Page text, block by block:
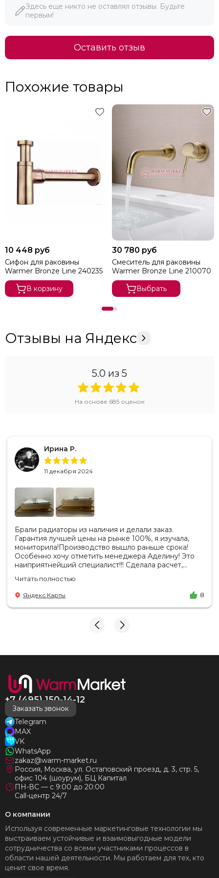
Здесь еще никто не оставлял отзывы. Будьте
первым!
Оставить отзыв
Похожие товары
10 448 руб
Сифон для раковины
Warmer Bronze Line 240235
В корзину
30 780 руб
Смеситель для раковины
Warmer Bronze Line 210070
Выбрать
Отзывы на Яндекс
5.0 из 5
На основе 685оценок
Ирина Р.
11 декабря 2024
Брали радиаторы из наличия и делали заказ.
Гарантия лучшей цены на рынке 100%, я изучала,
мониторила!Производство вышло раньше срока!
Особенно хочу отметить менеджера Аделину! Это
наиприятнейший специалист!!! Сделала расчет,
цену. Всегда на связи, на все вопросы есть ответы.
Доставка на удобный день, удобное время! Никаких
замечаний, только бесконечное удовольствие от
взаимодействия с ней. Вот это я понимаю - ЛИЦО
И надеюсь наши чудесные радиаторы будут греть
Читать полностью
Яндекс Карты 8
+7 (495) 150-14-12
Заказать звонок
Telegram
MAX
VK
WhatsApp
zakaz@warm-market.ru
Россия, Москва, ул. Остаповский проезд, д. 3, стр. 5,
офис 104 (шоурум), БЦ Капитал
ПН-ВС — с 9:00 до 20:00
Call-центр 24/7
О компании
Используя современные маркетинговые технологии мы
выстраиваем устойчивые и взаимовыгодные модели
сотрудничества со всеми участниками процессов в
области нашей деятельности. Мы работаем для тех, кто
ценит свое время.